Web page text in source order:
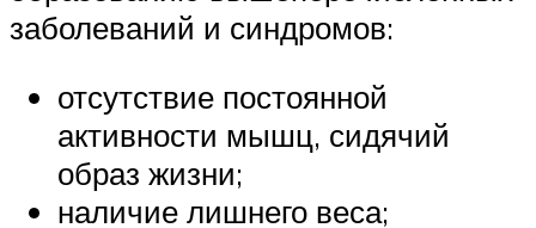
заболеваний и синдромов:
отсутствие постоянной
активности мышц, сидячий
образ жизни;
наличие лишнего веса;